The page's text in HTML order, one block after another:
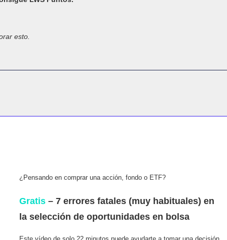
esto.
¿Pensando en comprar una acción, fondo o ETF?
Gratis– 7 errores fatales (muy habituales) en
la selección de oportunidades en bolsa